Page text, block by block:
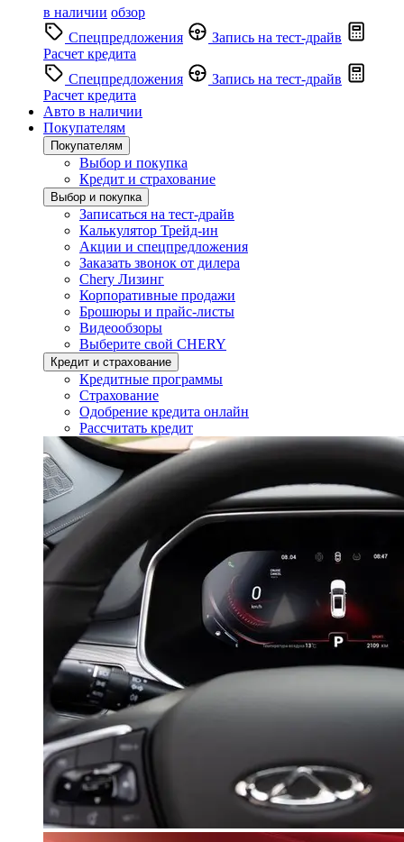
в наличии обзор
Спецпредложения
Запись на тест-драйв
Расчет кредита
Спецпредложения
Запись на тест-драйв
Расчет кредита
Авто в наличии
Покупателям
Покупателям
Выбор и покупка
Кредит и страхование
Выбор и покупка
Записаться на тест-драйв
Калькулятор Трейд-ин
Акции и спецпредложения
Заказать звонок от дилера
Chery Лизинг
Корпоративные продажи
Брошюры и прайс-листы
Видеообзоры
Выберите свой CHERY
Кредит и страхование
Кредитные программы
Страхование
Одобрение кредита онлайн
Рассчитать кредит